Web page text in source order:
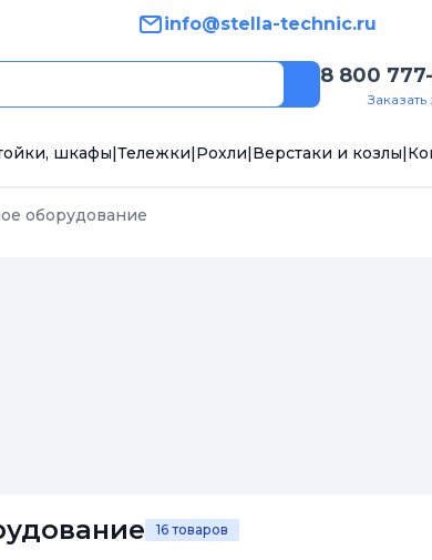
info@stella-technic.ru
8 800 777-
шкафы|Тележки|Рохли|Верстаки и козлы|
оборудование
16 товаров